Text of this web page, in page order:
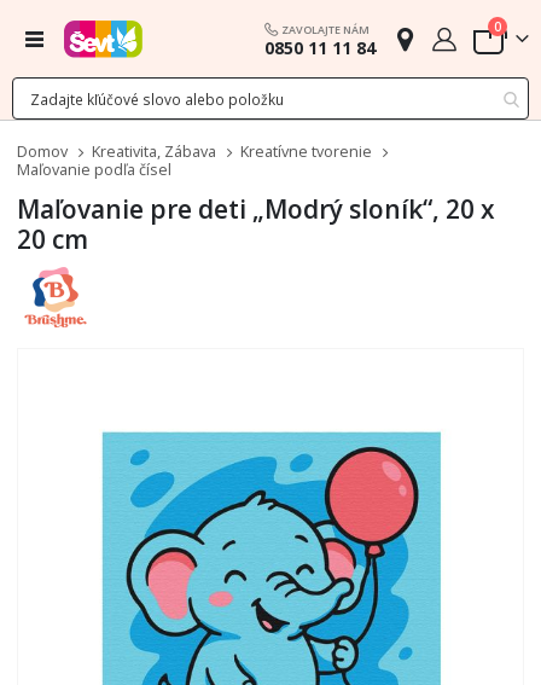
Menu ZAVOLAJTE NÁM
0850 11 11 84 Cart
0
Domov Kreativita, Zábava
Kreatívne tvorenie
Maľovanie podľa čísel
Maľovanie pre deti „Modrý sloník“, 20 x
20 cm